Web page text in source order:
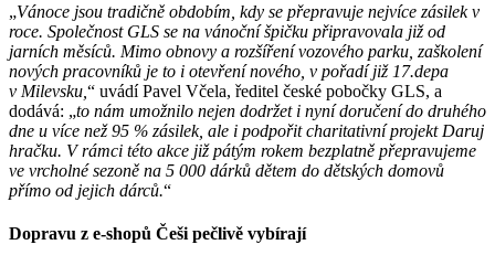
„Vánoce jsou tradičně obdobím, kdy se přepravuje nejvíce zásilek v
roce. Společnost GLS se na vánoční špičku připravovala již od
jarních měsíců. Mimo obnovy a rozšíření vozového parku, zaškolení
nových pracovníků je to i otevření nového, v pořadí již 17.depa
v Milevsku, “ uvádí Pavel Včela, ředitel české pobočky GLS, a
dodává: „to nám umožnilo nejen dodržet i nyní doručení do druhého
dne u více než 95 % zásilek, ale i podpořit charitativní projekt Daruj
hračku. V rámci této akce již pátým rokem bezplatně přepravujeme
ve vrcholné sezoně na 5 000 dárků dětem do dětských domovů
přímo od jejich dárců.“
Dopravu z e-shopů Češi pečlivě vybírají